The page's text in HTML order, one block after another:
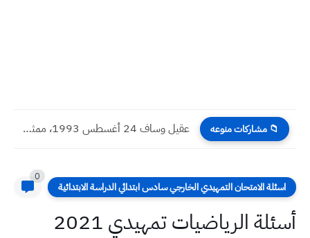
📁 مشاركات منوعه عقيل وساف 24 أغسطس 1993، ممثل وإعلامي عراقي يعيش في...
اسئلة الامتحان التمهيدي الخارجي سادس ابتدائي الدراسة الابتدائية
0
أسئلة الرياضيات تمهيدي 2021